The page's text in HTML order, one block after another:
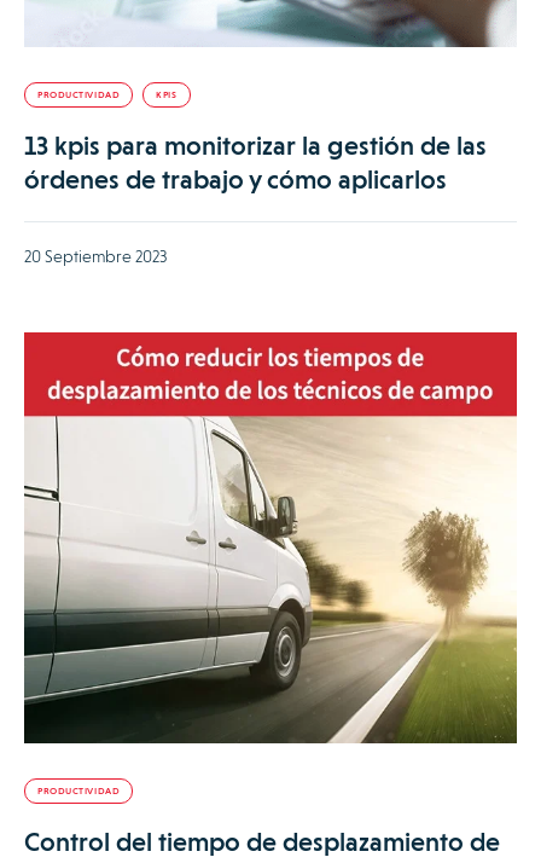
PRODUCTIVIDAD KPIS
13 kpis para monitorizar la gestión de las
órdenes de trabajo y cómo aplicarlos
20 Septiembre 2023
PRODUCTIVIDAD
Control del tiempo de desplazamiento de